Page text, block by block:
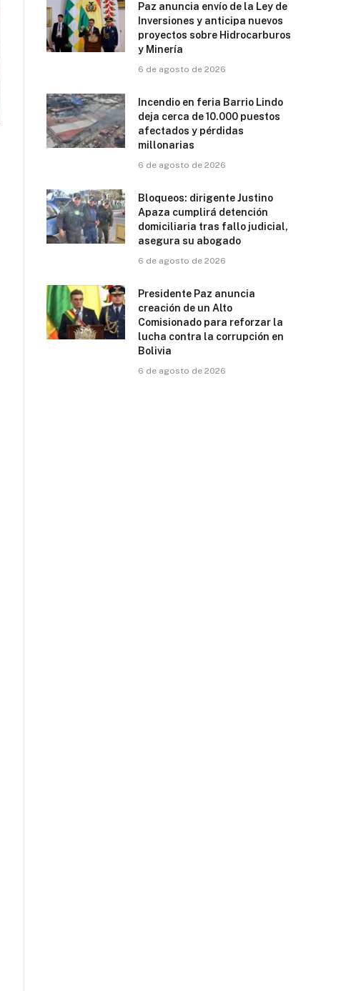
Paz anuncia envío de la Ley de
Inversiones y anticipa nuevos
proyectos sobre Hidrocarburos
y Minería
6 de agosto de 2026
Incendio en feria Barrio Lindo
deja cerca de 10.000 puestos
afectados y pérdidas
millonarias
6 de agosto de 2026
Bloqueos: dirigente Justino
Apaza cumplirá detención
domiciliaria tras fallo judicial,
asegura su abogado
6 de agosto de 2026
Presidente Paz anuncia
creación de un Alto
Comisionado para reforzar la
lucha contra la corrupción en
Bolivia
6 de agosto de 2026